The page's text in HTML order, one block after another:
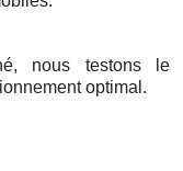
nous testons le
optimal.